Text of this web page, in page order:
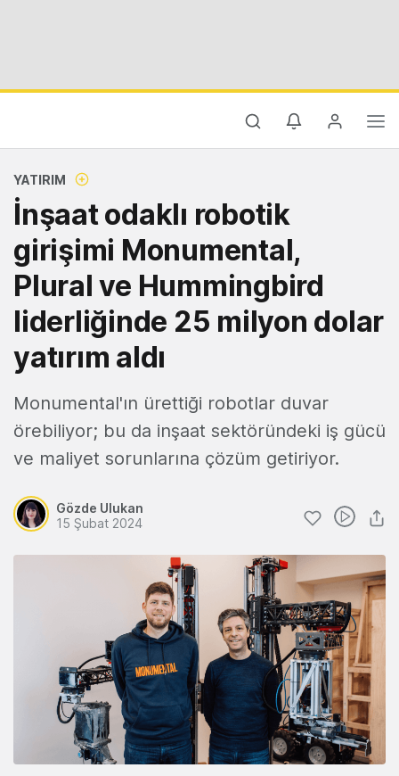
YATIRIM
İnşaat odaklı robotik
girişimi Monumental,
Plural ve Hummingbird
liderliğinde 25 milyon dolar
yatırım aldı
Monumental'ın ürettiği robotlar duvar
örebiliyor; bu da inşaat sektöründeki iş gücü
ve maliyet sorunlarına çözüm getiriyor.
Gözde Ulukan
15 Şubat 2024